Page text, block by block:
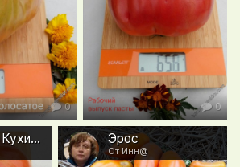
0 0
от Зураба Кухинидзе. Сбор 10.10.2018 Эрос
От Инн@